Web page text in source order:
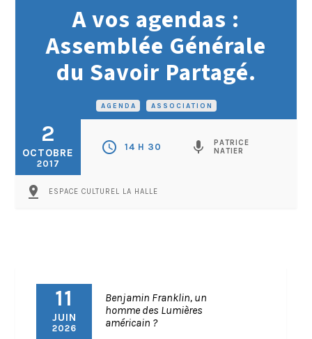
AGENDA ASSOCIATION
A vos agendas :
Assemblée Générale
du Savoir Partagé.
2
OCTOBRE
2017
schedule 14 H 30 mic
PATRICE
NATIER
pin_drop ESPACE CULTUREL LA HALLE
11
JUIN
2026
Benjamin Franklin, un
homme des Lumières
américain ?